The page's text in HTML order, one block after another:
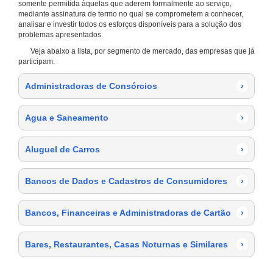
somente permitida àquelas que aderem formalmente ao serviço,
mediante assinatura de termo no qual se comprometem a conhecer,
analisar e investir todos os esforços disponíveis para a solução dos
problemas apresentados.
Veja abaixo a lista, por segmento de mercado, das empresas que já
participam:
Administradoras de Consórcios ›
Agua e Saneamento ›
Aluguel de Carros ›
Bancos de Dados e Cadastros de Consumidores ›
Bancos, Financeiras e Administradoras de Cartão ›
Bares, Restaurantes, Casas Noturnas e Similares ›